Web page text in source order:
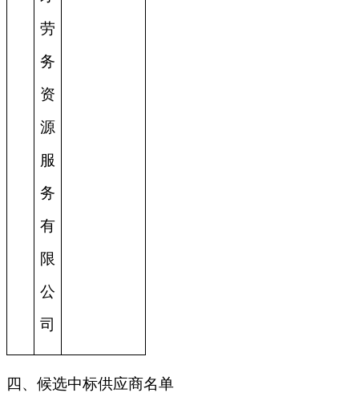
劳
务
资
源
服
务
有
限
公
司
四、候选中标供应商名单